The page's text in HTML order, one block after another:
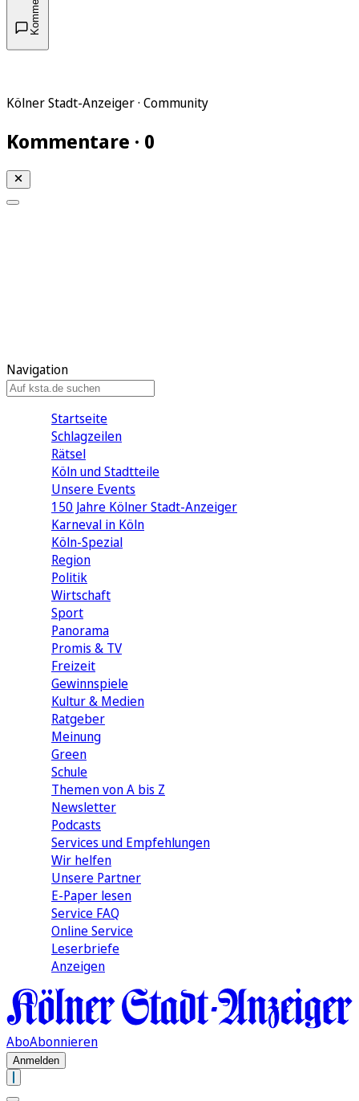
Kölner Stadt-Anzeiger · Community
Kommentare · 0
Navigation
Startseite
Schlagzeilen
Rätsel
Köln und Stadtteile
Unsere Events
150 Jahre Kölner Stadt-Anzeiger
Karneval in Köln
Köln-Spezial
Region
Politik
Wirtschaft
Sport
Panorama
Promis & TV
Freizeit
Gewinnspiele
Kultur & Medien
Ratgeber
Meinung
Green
Schule
Themen von A bis Z
Newsletter
Podcasts
Services und Empfehlungen
Wir helfen
Unsere Partner
E-Paper lesen
Service FAQ
Online Service
Leserbriefe
Anzeigen
AboAbonnieren
Anmelden